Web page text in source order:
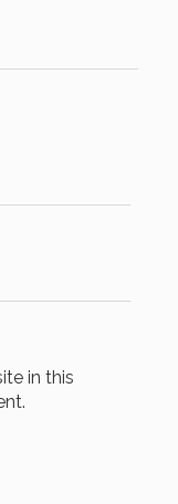
in this